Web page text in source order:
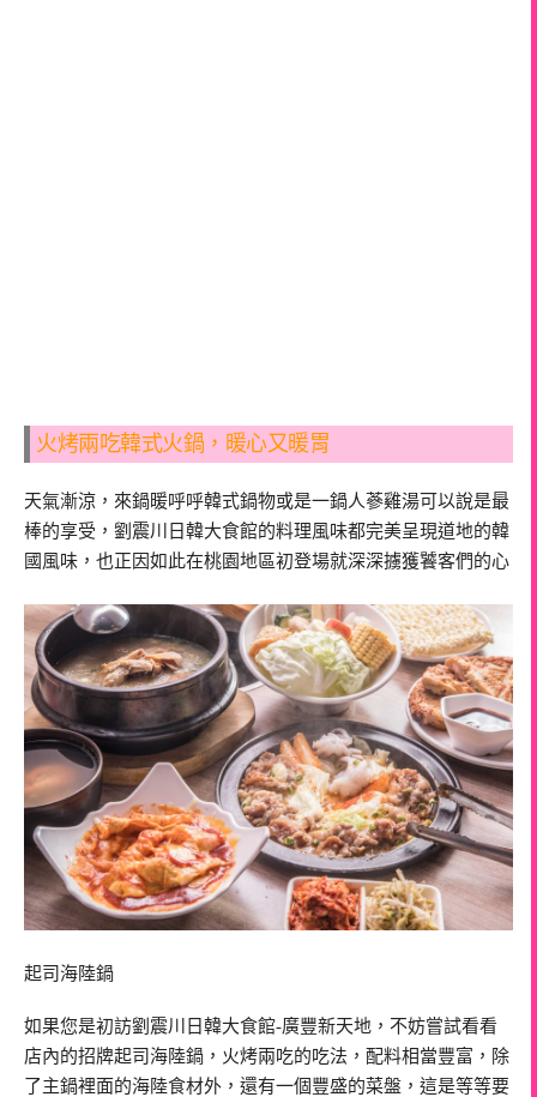
火烤兩吃韓式火鍋，暖心又暖胃
天氣漸涼，來鍋暖呼呼韓式鍋物或是一鍋人蔘雞湯可以說是最
棒的享受，劉震川日韓大食館的料理風味都完美呈現道地的韓
國風味，也正因如此在桃園地區初登場就深深擄獲饕客們的心
起司海陸鍋
如果您是初訪劉震川日韓大食館-廣豐新天地，不妨嘗試看看
店內的招牌起司海陸鍋，火烤兩吃的吃法，配料相當豐富，除
了主鍋裡面的海陸食材外，還有一個豐盛的菜盤，這是等等要